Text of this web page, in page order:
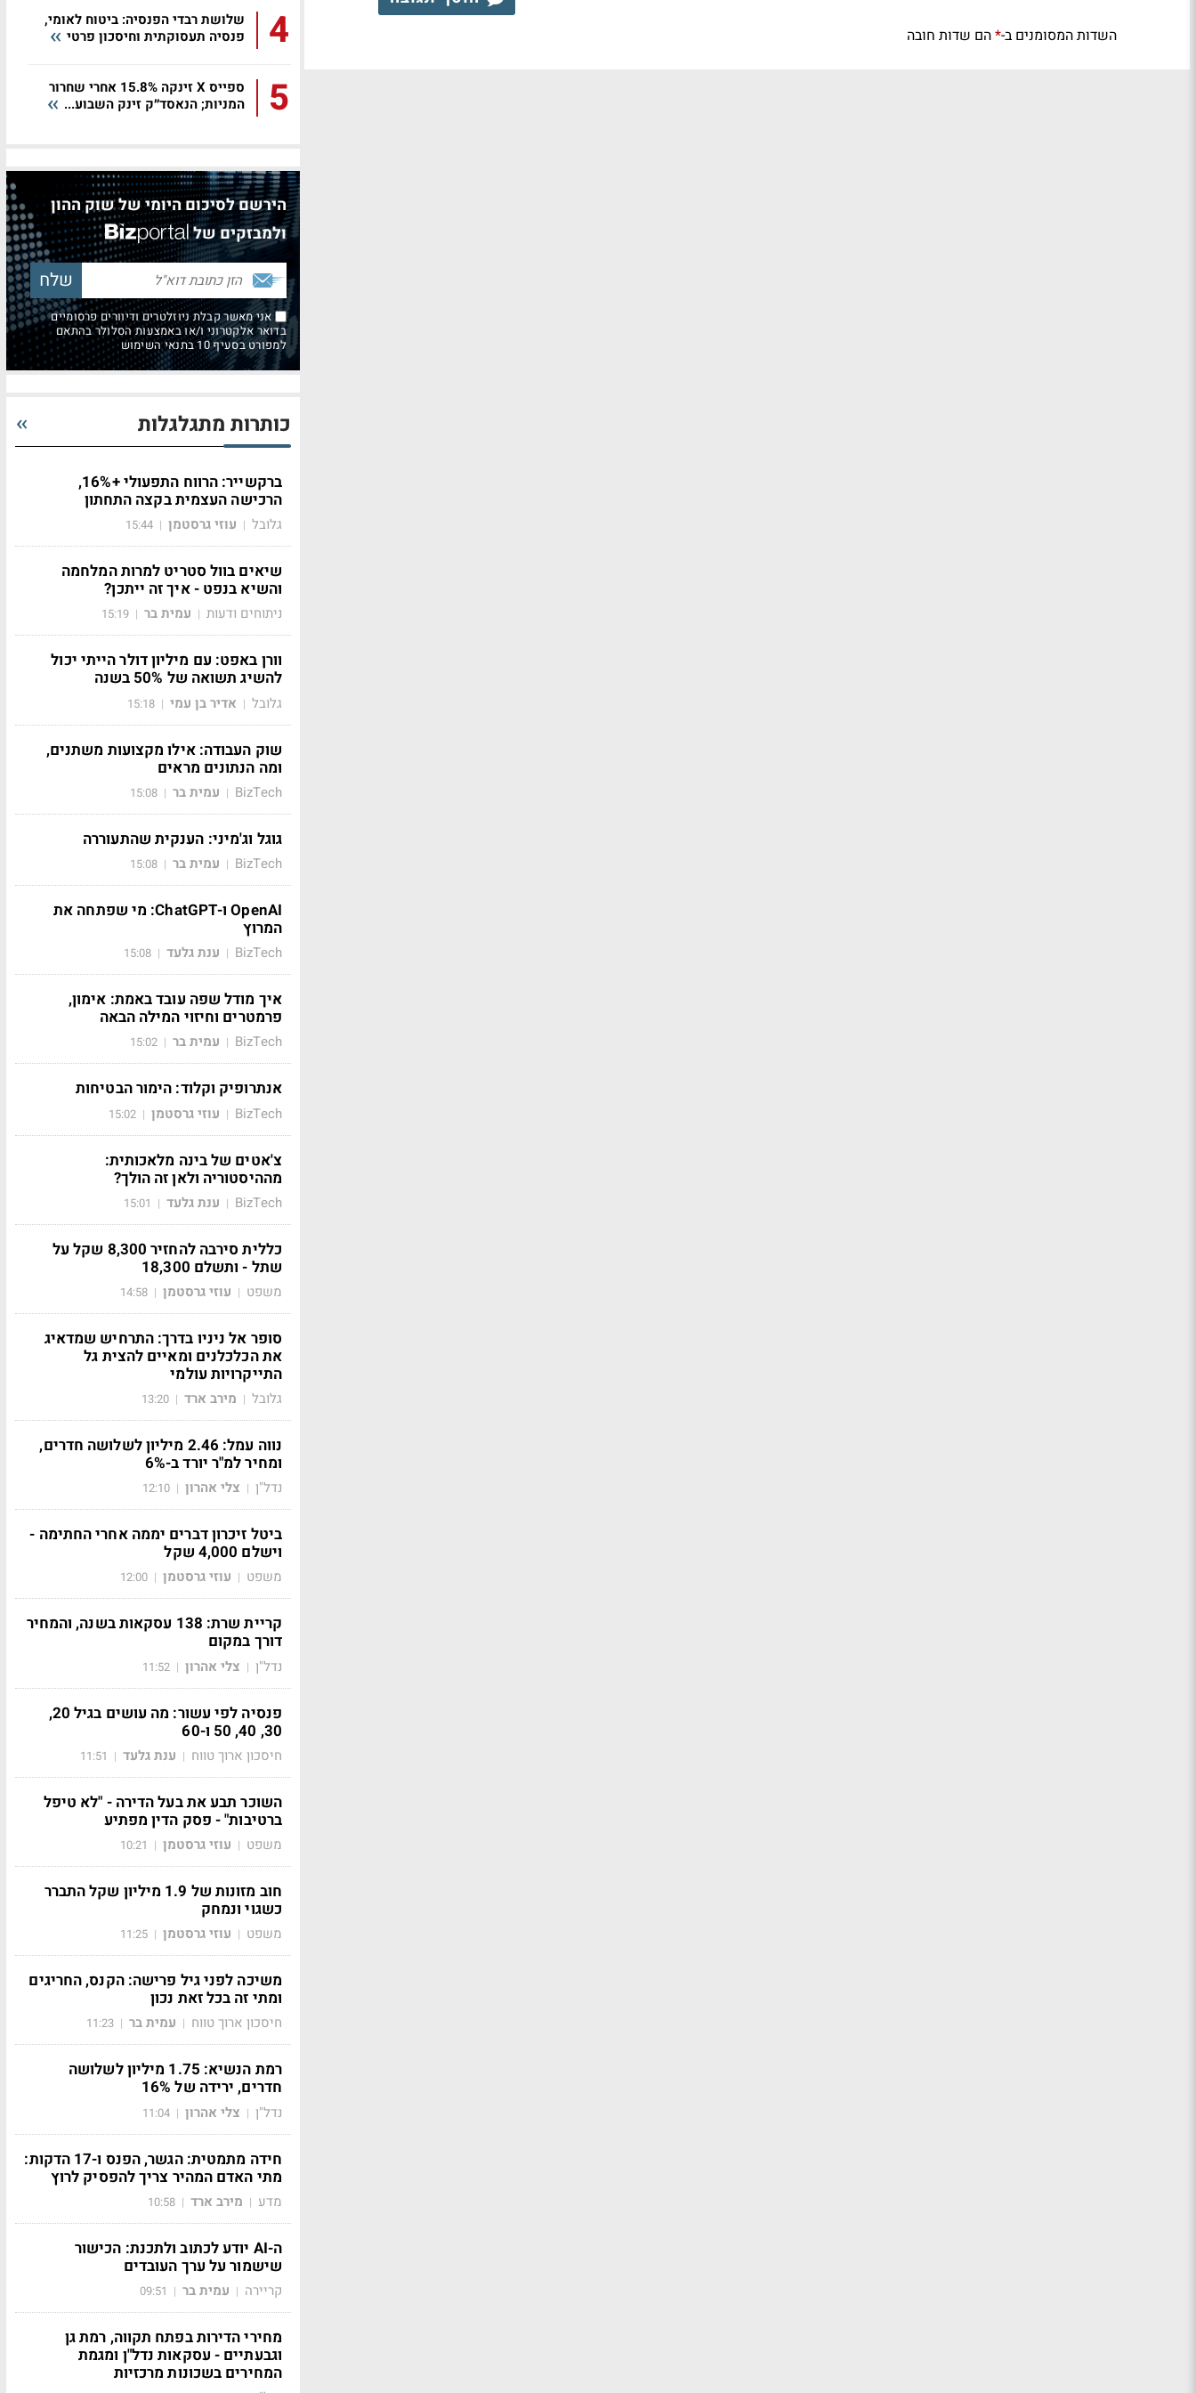
השדות המסומנים ב-*הם שדות חובה 4
שלושת רבדי הפנסיה: ביטוח לאומי,
פנסיה תעסוקתית וחיסכון פרטי
5
ספייס X זינקה 15.8% אחרי שחרור
המניות; הנאסד״ק זינק השבוע...
הירשם לסיכום היומי של שוק ההון
ולמבזקים של
אני מאשר קבלת ניוזלטרים ודיוורים פרסומיים
בדואר אלקטרוני ו/או באמצעות הסלולר בהתאם
למפורט בסעיף 10 בתנאי השימוש
כותרות מתגלגלות
ברקשייר: הרווח התפעולי +16%,
הרכישה העצמית בקצה התחתון
גלובל | עוזי גרסטמן |
15:44
שיאים בוול סטריט למרות המלחמה
והשיא בנפט - איך זה ייתכן?
ניתוחים ודעות | עמית בר |
15:19
וורן באפט: עם מיליון דולר הייתי יכול
להשיג תשואה של 50% בשנה
גלובל | אדיר בן עמי |
15:18
שוק העבודה: אילו מקצועות משתנים,
ומה הנתונים מראים
BizTech
| עמית בר |
15:08
גוגל וג'מיני: הענקית שהתעוררה
BizTech
| עמית בר |
15:08
OpenAI ו-ChatGPT: מי שפתחה את
המרוץ
BizTech
| ענת גלעד |
15:08
איך מודל שפה עובד באמת: אימון,
פרמטרים וחיזוי המילה הבאה
BizTech
| עמית בר |
15:02
אנתרופיק וקלוד: הימור הבטיחות
BizTech
| עוזי גרסטמן |
15:02
צ'אטים של בינה מלאכותית:
מההיסטוריה ולאן זה הולך?
BizTech
| ענת גלעד |
15:01
כללית סירבה להחזיר 8,300 שקל על
שתל - ותשלם 18,300
משפט | עוזי גרסטמן |
14:58
סופר אל ניניו בדרך: התרחיש שמדאיג
את הכלכלנים ומאיים להצית גל
התייקרויות עולמי
גלובל | מירב ארד |
13:20
נווה עמל: 2.46 מיליון לשלושה חדרים,
ומחיר למ"ר יורד ב-6%
נדל"ן | צלי אהרון |
12:10
ביטל זיכרון דברים יממה אחרי החתימה -
וישלם 4,000 שקל
משפט | עוזי גרסטמן |
12:00
קריית שרת: 138 עסקאות בשנה, והמחיר
דורך במקום
נדל"ן | צלי אהרון |
11:52
פנסיה לפי עשור: מה עושים בגיל 20,
30, 40, 50 ו-60
חיסכון ארוך טווח | ענת גלעד |
11:51
השוכר תבע את בעל הדירה - "לא טיפל
ברטיבות" - פסק הדין מפתיע
משפט | עוזי גרסטמן |
10:21
חוב מזונות של 1.9 מיליון שקל התברר
כשגוי ונמחק
משפט | עוזי גרסטמן |
11:25
משיכה לפני גיל פרישה: הקנס, החריגים
ומתי זה בכל זאת נכון
חיסכון ארוך טווח | עמית בר |
11:23
רמת הנשיא: 1.75 מיליון לשלושה
חדרים, ירידה של 16%
נדל"ן | צלי אהרון |
11:04
חידה מתמטית: הגשר, הפנס ו-17 הדקות:
מתי האדם המהיר צריך להפסיק לרוץ
מדע | מירב ארד |
10:58
ה-AI יודע לכתוב ולתכנת: הכישור
שישמור על ערך העובדים
קריירה | עמית בר |
09:51
מחירי הדירות בפתח תקווה, רמת גן
וגבעתיים - עסקאות נדל"ן ומגמת
המחירים בשכונות מרכזיות